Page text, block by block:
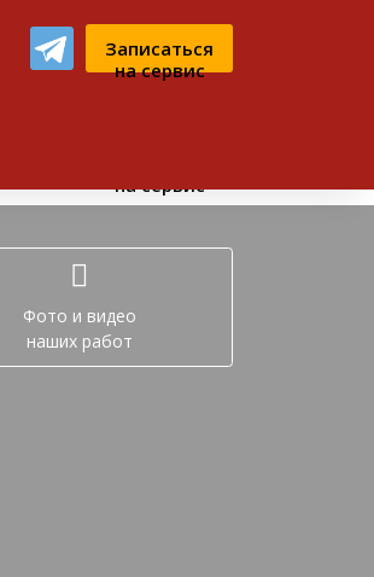
Записаться
на сервис
на сервис
Фото и видео
наших работ